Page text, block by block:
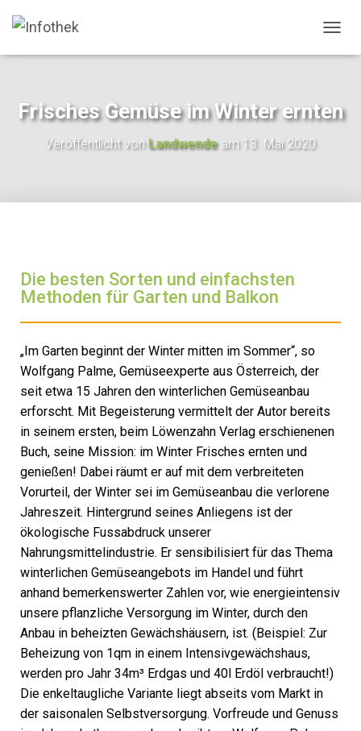
A
A
Frisches Gemüse im Winter ernten
Veröffentlicht vonLandwendeam 13. Mai 2020
Die besten Sorten und einfachsten
Methoden für Garten und Balkon
„Im Garten beginnt der Winter mitten im Sommer“, so
Wolfgang Palme, Gemüseexperte aus Österreich, der
seit etwa 15 Jahren den winterlichen Gemüseanbau
erforscht. Mit Begeisterung vermittelt der Autor bereits
in seinem ersten, beim Löwenzahn Verlag erschienenen
Buch, seine Mission: im Winter Frisches ernten und
genießen! Dabei räumt er auf mit dem verbreiteten
Vorurteil, der Winter sei im Gemüseanbau die verlorene
Jahreszeit. Hintergrund seines Anliegens ist der
ökologische Fussabdruck unserer
Nahrungsmittelindustrie. Er sensibilisiert für das Thema
winterlichen Gemüseangebots im Handel und führt
anhand bemerkenswerter Zahlen vor, wie energieintensiv
unsere pflanzliche Versorgung im Winter, durch den
Anbau in beheizten Gewächshäusern, ist. (Beispiel: Zur
Beheizung von 1qm in einem Intensivgewächshaus,
werden pro Jahr 34m³ Erdgas und 40l Erdöl verbraucht!)
Die enkeltaugliche Variante liegt abseits vom Markt in
der saisonalen Selbstversorgung. Vorfreude und Genuss